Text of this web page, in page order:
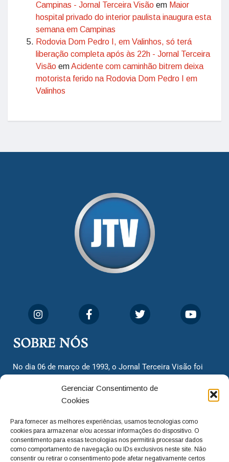
Gerenciar Consentimento de
Cookies
Para fornecer as melhores experiências, usamos tecnologias como
cookies para armazenar e/ou acessar informações do dispositivo. O
consentimento para essas tecnologias nos permitirá processar dados
como comportamento de navegação ou IDs exclusivos neste site. Não
consentir ou retirar o consentimento pode afetar negativamente certos
Campinas - Jornal Terceira Visão em Maior
hospital privado do interior paulista inaugura esta
semana em Campinas
Rodovia Dom Pedro I, em Valinhos, só terá
liberação completa após às 22h - Jornal Terceira
Visão emAcidente com caminhão bitrem deixa
motorista ferido na Rodovia Dom Pedro I em
Valinhos
SOBRE NÓS
No dia 06 de março de 1993, o Jornal Terceira Visão foi
cidadãos valinhenses, já que naquela época só existiam
dois jornais. Há mais de 30 anos, o jornal continua
com o foco de trazer as melhores notícias. Nunca
deixamos de lado as necessidades do cidadão, sempre
questionando os órgãos públicos em busca de melhorias